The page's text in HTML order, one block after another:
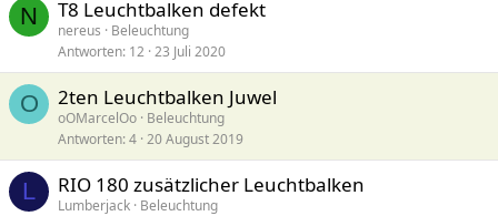
N T8 Leuchtbalken defekt
nereus
Beleuchtung
Antworten 12 23 Juli 2020
O 2ten Leuchtbalken Juwel
oOMarcelOo Beleuchtung
Antworten 4 20 August 2019
L RIO 180 zusätzlicher Leuchtbalken
Lumberjack Beleuchtung